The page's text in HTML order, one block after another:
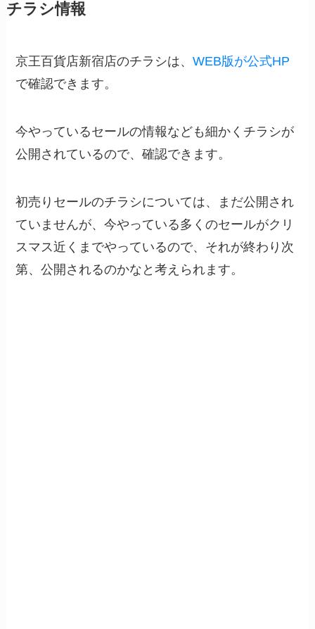
チラシ情報
京王百貨店新宿店のチラシは、WEB版が公式HP
で確認できます。
今やっているセールの情報なども細かくチラシが
公開されているので、確認できます。
初売りセールのチラシについては、まだ公開され
ていませんが、今やっている多くのセールがクリ
スマス近くまでやっているので、それが終わり次
第、公開されるのかなと考えられます。